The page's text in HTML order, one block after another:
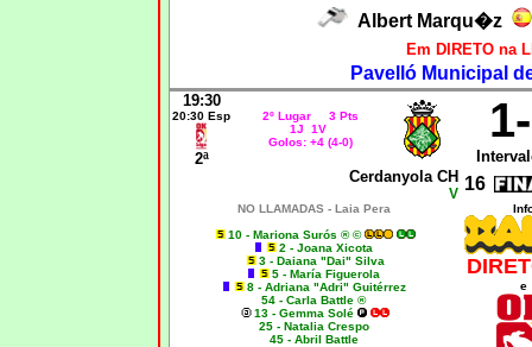
Albert Marqu�z
Em DIRETO na
Pavelló Municipal
19:30
20:30 Esp
2ª
2º Lugar 3 Pts
1J 1V
Golos: +4 (4-0)
Cerdanyola CH
V 16
NO LLAMADAS - Laia Pera
10 - Mariona Surós ® ©
2 - Joana Xicota
3 - Daiana "Dai" Silva
5 - María Figuerola
8 - Adriana "Adri" Guitérrez
54 - Carla Battle ®
13 - Gemma Solé
25 - Natalia Crespo
45 - Abril Battle
e